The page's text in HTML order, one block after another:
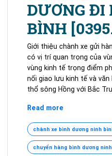
DƯƠNG ĐI
BÌNH
Giới thiệu chành xe gửi
có vị trí quan trọng của
vùng kinh tế trọng điểm
nối giao lưu kinh tế và
thổ sông Hồng với Bắc
Read more
TỪ
BÌNH
DƯƠNG
chành xe bình dương ninh
chuyển hàng bình dương